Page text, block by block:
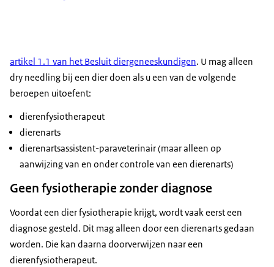
artikel 1.1 van het Besluit diergeneeskundigen. U mag alleen
dry needling bij een dier doen als u een van de volgende
beroepen uitoefent:
dierenfysiotherapeut
dierenarts
dierenartsassistent-paraveterinair (maar alleen op
aanwijzing van en onder controle van een dierenarts)
Geen fysiotherapie zonder diagnose
Voordat een dier fysiotherapie krijgt, wordt vaak eerst een
diagnose gesteld. Dit mag alleen door een dierenarts gedaan
worden. Die kan daarna doorverwijzen naar een
dierenfysiotherapeut.